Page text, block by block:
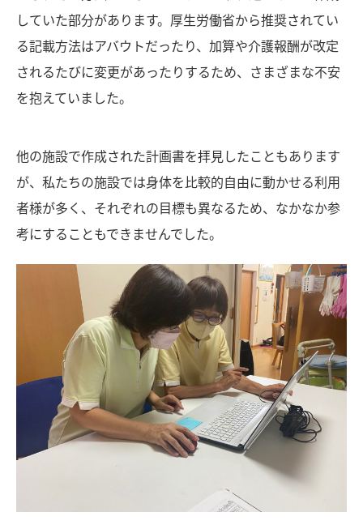
していた部分があります。厚生労働省から推奨されてい
る記載方法はアバウトだったり、加算や介護報酬が改定
されるたびに変更があったりするため、さまざまな不安
を抱えていました。
他の施設で作成された計画書を拝見したこともあります
が、私たちの施設では身体を比較的自由に動かせる利用
者様が多く、それぞれの目標も異なるため、なかなか参
考にすることもできませんでした。